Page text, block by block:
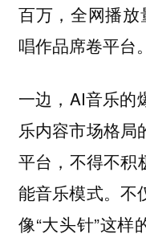
百万，全网播放
唱作品席卷平台。
一边，AI音乐的
乐内容市场格局
平台，不得不积
能音乐模式。不
像“大头针”这样